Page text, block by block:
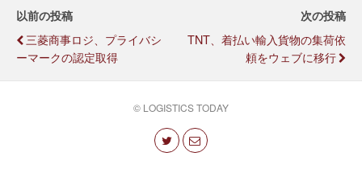
以前の投稿
三菱商事ロジ、プライバシ
ーマークの認定取得
次の投稿
TNT、着払い輸入貨物の集荷依
頼をウェブに移行
© LOGISTICS TODAY